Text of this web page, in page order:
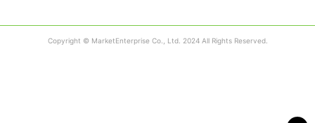
Copyright © MarketEnterprise Co., Ltd. 2024 All Rights Reserved.